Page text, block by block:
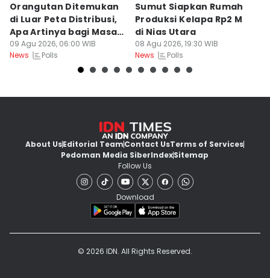
Orangutan Ditemukan
di Luar Peta Distribusi,
Apa Artinya bagi Masa
Depan Konservasi?
09 Agu 2026, 06:00 WIB
News
Polls
Sumut Siapkan Rumah
Produksi Kelapa Rp2 M
di Nias Utara
08 Agu 2026, 19:30 WIB
News
Polls
About UsEditorial TeamContact UsTerms of Services
Pedoman Media SiberIndexSitemap
Follow Us
Download
© 2026 IDN. All Rights Reserved.